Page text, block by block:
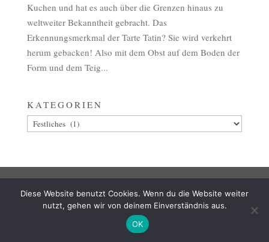
Kuchen und hat es auch über die Grenzen hinaus zu
weltweiter Bekanntheit gebracht. Das
Erkennungsmerkmal der Tarte Tatin? Sie wird verkehrt
herum gebacken! Also mit dem Obst auf dem Boden der
Form und dem Teig...
KATEGORIEN
Kategorien
WIDERRUF
IMPRESSUM DATENSCHUTZ
Diese Website benutzt Cookies. Wenn du die Website weiter
nutzt, gehen wir von deinem Einverständnis aus.
OK